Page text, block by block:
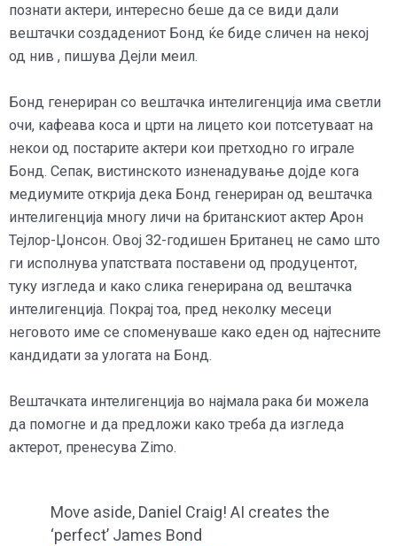
познати актери, интересно беше да се види дали
вештачки создадениот Бонд ќе биде сличен на некој
од нив , пишува Дејли меил.
Бонд генериран со вештачка интелигенција има светли
очи, кафеава коса и црти на лицето кои потсетуваат на
некои од постарите актери кои претходно го играле
Бонд. Сепак, вистинското изненадување дојде кога
медиумите открија дека Бонд генериран од вештачка
интелигенција многу личи на британскиот актер Арон
Тејлор-Џонсон. Овој 32-годишен Британец не само што
ги исполнува упатствата поставени од продуцентот,
туку изгледа и како слика генерирана од вештачка
интелигенција. Покрај тоа, пред неколку месеци
неговото име се споменуваше како еден од најтесните
кандидати за улогата на Бонд.
Вештачката интелигенција во најмала рака би можела
да помогне и да предложи како треба да изгледа
актерот, пренесува Zimo.
Move aside, Daniel Craig! AI creates the
‘perfect’ James Bond